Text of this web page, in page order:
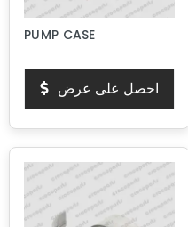
PUMP CASE
احصل على عرض